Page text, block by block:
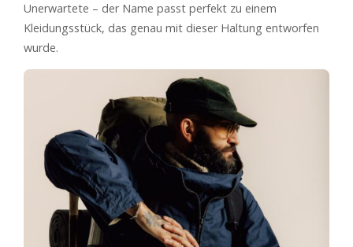
Unerwartete – der Name passt perfekt zu einem
Kleidungsstück, das genau mit dieser Haltung entworfen
wurde.